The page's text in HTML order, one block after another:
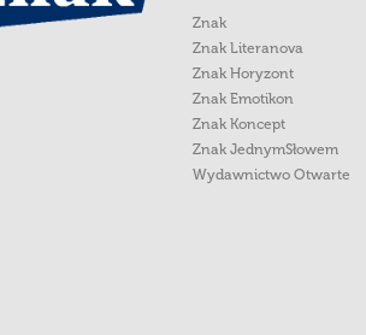
Znak
Znak Literanova
Znak Horyzont
Znak Emotikon
Znak Koncept
Znak JednymSłowem
Wydawnictwo Otwarte